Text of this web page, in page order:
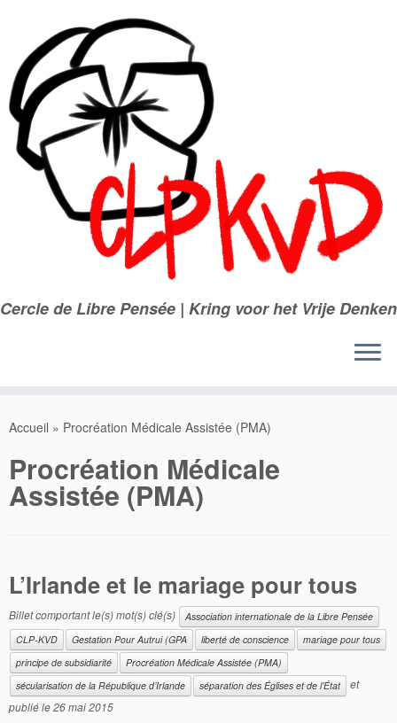
contenu
Cercle de Libre Pensée | Kring voor het Vrije Denken
Accueil » Procréation Médicale Assistée (PMA)
Procréation Médicale
Assistée (PMA)
L’Irlande et le mariage pour tous
Billet comportant le(s) mot(s) clé(s)
Association internationale de la Libre Pensée
CLP-KVD
Gestation Pour Autrui (GPA liberté de conscience
mariage pour tous
principe de subsidiarité
Procréation Médicale Assistée (PMA)
sécularisation de la République d’Irlande
séparation des Églises et de l’État
et
publié le26 mai 2015